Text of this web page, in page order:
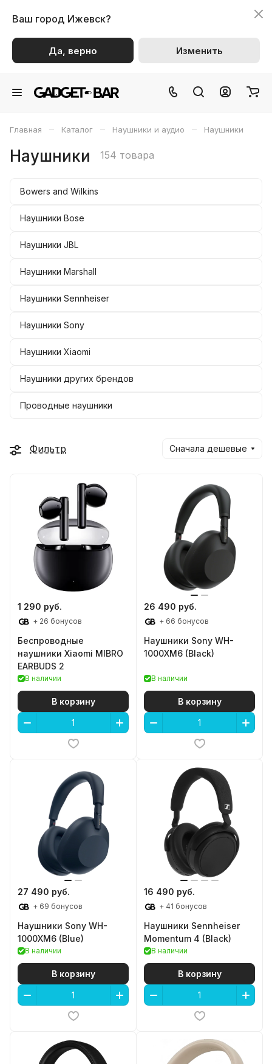
Ваш город Ижевск?
Да, верно Изменить
Главная – Каталог – Наушники и аудио – Наушники
Наушники 154 товара
Bowers and Wilkins
Наушники Bose
Наушники JBL
Наушники Marshall
Наушники Sennheiser
Наушники Sony
Наушники Xiaomi
Наушники других брендов
Проводные наушники
Фильтр Сначала дешевые
1 290 руб.
+ 26 бонусов
Беспроводные
наушники Xiaomi MIBRO
EARBUDS 2
В наличии
В корзину
26 490 руб.
+ 66 бонусов
Наушники Sony WH-
1000XM6 (Black)
В наличии
В корзину
27 490 руб.
+ 69 бонусов
Наушники Sony WH-
1000XM6 (Blue)
В наличии
В корзину
16 490 руб.
+ 41 бонусов
Наушники Sennheiser
Momentum 4 (Black)
В наличии
В корзину